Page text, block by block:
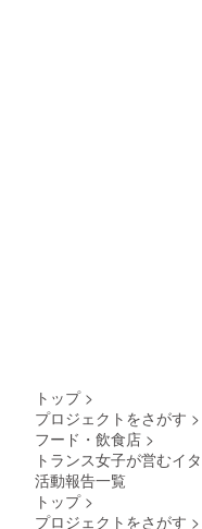
トップ >
プロジェクトをさがす >
フード・飲食店 >
トランス女子が営むイ
活動報告一覧
トップ >
プロジェクトをさがす >